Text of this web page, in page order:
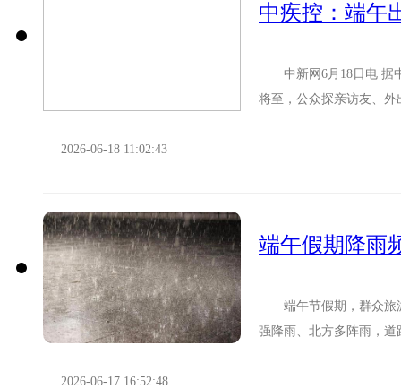
中疾控：端午
中新网6月18日电 据中
将至，公众探亲访友、
2026-06-18 11:02:43
端午假期降雨
端午节假期，群众旅游
强降雨、北方多阵雨，
2026-06-17 16:52:48